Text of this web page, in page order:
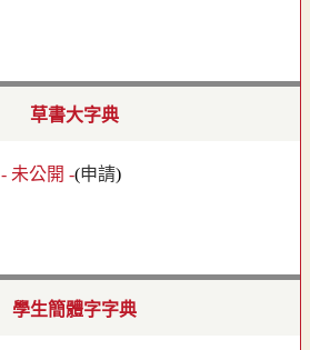
草書大字典
- 未公開 -(申請)
學生簡體字字典